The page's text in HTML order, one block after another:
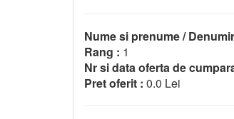
Nume si prenume /
Rang : 1
Nr si data oferta de
Pret oferit : 0.0 Lei